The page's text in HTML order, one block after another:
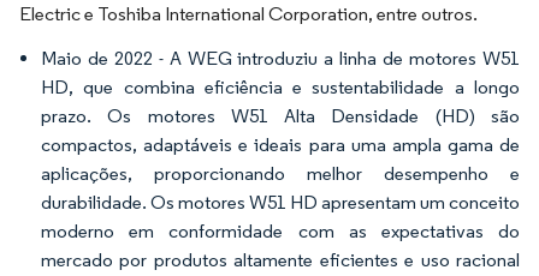
Electric e Toshiba International Corporation, entre outros.
Maio de 2022 - A WEG introduziu a linha de motores W51
HD, que combina eficiência e sustentabilidade a longo
prazo. Os motores W51 Alta Densidade (HD) são
compactos, adaptáveis e ideais para uma ampla gama de
aplicações, proporcionando melhor desempenho e
durabilidade. Os motores W51 HD apresentam um conceito
moderno em conformidade com as expectativas do
mercado por produtos altamente eficientes e uso racional